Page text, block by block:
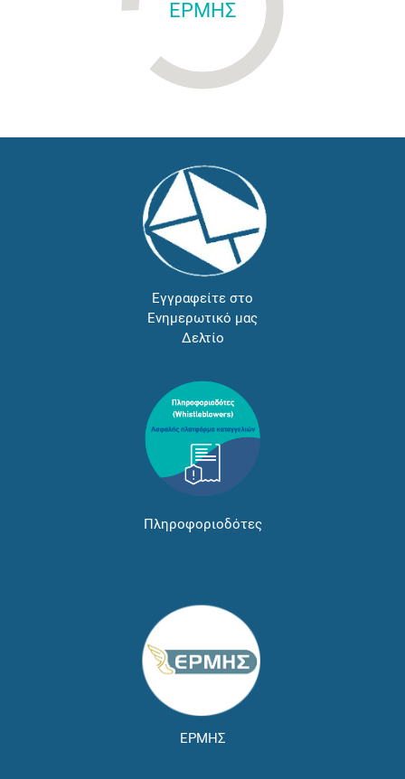
ΕΡΜΗΣ
Εγγραφείτε στο
Ενημερωτικό μας
Δελτίο
Πληροφοριοδότες
ΕΡΜΗΣ